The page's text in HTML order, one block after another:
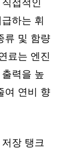
접적인
하는 휘
류 및 함량
료는 엔진
력을 높
여 연비 향
장 탱크